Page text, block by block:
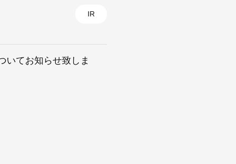
IR
いてお知らせ致しま